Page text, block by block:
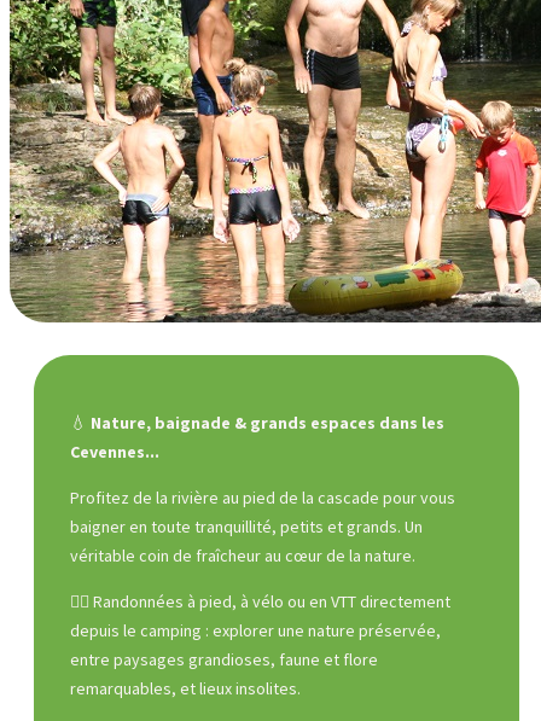
💧 Nature, baignade & grands espaces dans les
Cevennes...
Profitez de la rivière au pied de la cascade pour vous
baigner en toute tranquillité, petits et grands. Un
véritable coin de fraîcheur au cœur de la nature.
🚶‍♂️ Randonnées à pied, à vélo ou en VTT directement
depuis le camping : explorer une nature préservée,
entre paysages grandioses, faune et flore
remarquables, et lieux insolites.